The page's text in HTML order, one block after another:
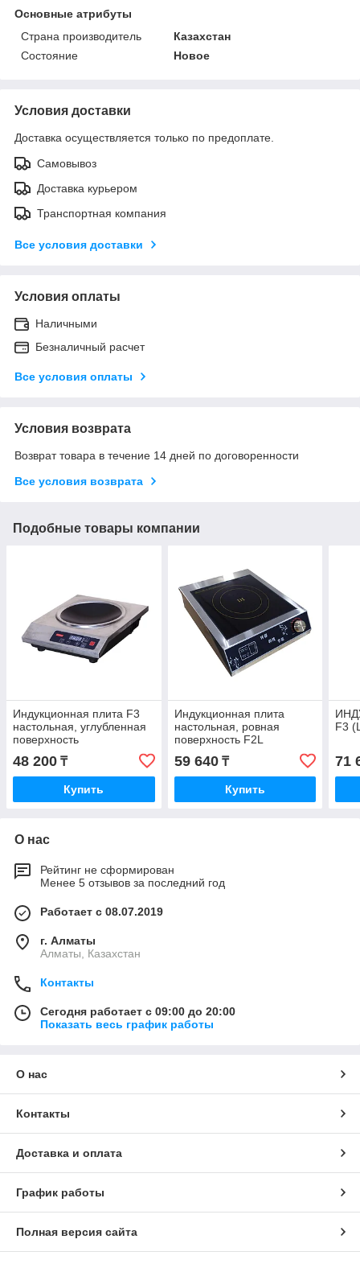
Основные атрибуты
Страна производитель
Казахстан
Состояние
Новое
Условия доставки
Доставка осуществляется только по предоплате.
Самовывоз
Доставка курьером
Транспортная компания
Все условия доставки
Условия оплаты
Наличными
Безналичный расчет
Все условия оплаты
Условия возврата
Возврат товара в течение 14 дней по договоренности
Все условия возврата
Подобные товары компании
Индукционная плита F3
настольная, углубленная
поверхность
48 200 ₸
Купить
Индукционная плита
настольная, ровная
поверхность F2L
59 640₸
Купить
F3
71
О нас
Рейтинг не сформирован
Менее 5 отзывов за последний год
Работает с 08.07.2019
г. Алматы
Алматы, Казахстан
Контакты
Сегодня работает с 09:00 до 20:00
Показать весь график работы
О нас
Контакты
Доставка и оплата
График работы
Полная версия сайта